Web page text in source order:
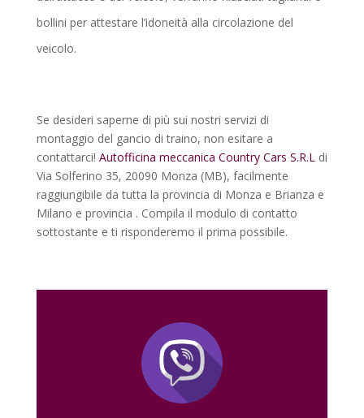
bollini per attestare l’idoneità alla circolazione del
veicolo.
Se desideri saperne di più sui nostri servizi di
montaggio del gancio di traino, non esitare a
contattarci! Autofficina meccanica Country Cars S.R.L di
Via Solferino 35, 20090 Monza (MB), facilmente
raggiungibile da tutta la provincia di Monza e Brianza e
Milano e provincia . Compila il modulo di contatto
sottostante e ti risponderemo il prima possibile.